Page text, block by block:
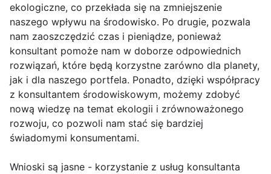
ekologiczne, co przekłada się na zmniejszenie
naszego wpływu na środowisko. Po drugie, pozwala
nam zaoszczędzić czas i pieniądze, ponieważ
konsultant pomoże nam w doborze odpowiednich
rozwiązań, które będą korzystne zarówno dla planety,
jak i dla naszego portfela. Ponadto, dzięki współpracy
z konsultantem środowiskowym, możemy zdobyć
nową wiedzę na temat ekologii i zrównoważonego
rozwoju, co pozwoli nam stać się bardziej
świadomymi konsumentami.
Wnioski są jasne - korzystanie z usług konsultanta